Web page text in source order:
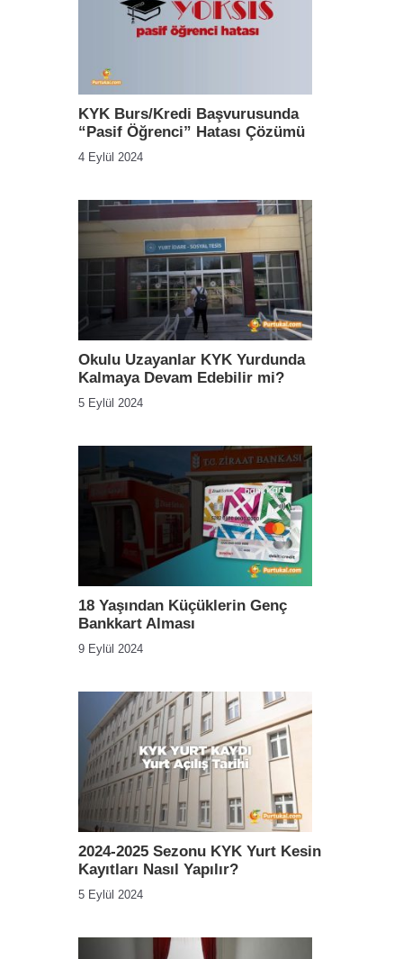
KYK Burs/Kredi Başvurusunda
“Pasif Öğrenci” Hatası Çözümü
4 Eylül 2024
Okulu Uzayanlar KYK Yurdunda
Kalmaya Devam Edebilir mi?
5 Eylül 2024
18 Yaşından Küçüklerin Genç
Bankkart Alması
9 Eylül 2024
2024-2025 Sezonu KYK Yurt Kesin
Kayıtları Nasıl Yapılır?
5 Eylül 2024